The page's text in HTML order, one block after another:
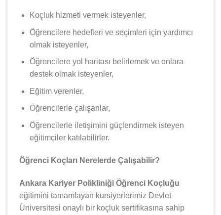
Koçluk hizmeti vermek isteyenler,
Öğrencilere hedefleri ve seçimleri için yardımcı
olmak isteyenler,
Öğrencilere yol haritası belirlemek ve onlara
destek olmak isteyenler,
Eğitim verenler,
Öğrencilerle çalışanlar,
Öğrencilerle iletişimini güçlendirmek isteyen
eğitimciler katılabilirler.
Öğrenci Koçları Nerelerde Çalışabilir?
Ankara Kariyer Polikliniği Öğrenci Koçluğu
eğitimini tamamlayan kursiyerlerimiz Devlet
Üniversitesi onaylı bir koçluk sertifikasına sahip